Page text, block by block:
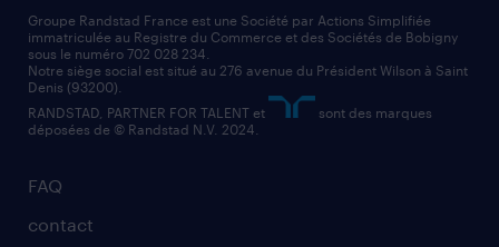
assistant administratif
comptable
nos cabinets de recrutement
FAQ
contact
Groupe Randstad France est une Société par Actions Simplifiée
immatriculée au Registre du Commerce et des Sociétés de Bobigny
sous le numéro 702 028 234.
Notre siège social est situé au 276 avenue du Président Wilson à Saint
Denis (93200).
RANDSTAD, PARTNER FOR TALENT et
sont des marques
déposées de © Randstad N.V. 2024.